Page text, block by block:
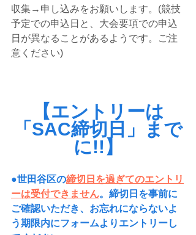
収集→申し込みをお願いします。(競技
予定での申込日と、大会要項での申込
日が異なることがあるようです。ご注
意ください)
【エントリーは
「SAC締切日」まで
に!!】
●世田谷区の締切日を過ぎてのエントリ
ーは受付できません。締切日を事前に
ご確認いただき、お忘れにならないよ
う期限内にフォームよりエントリーし